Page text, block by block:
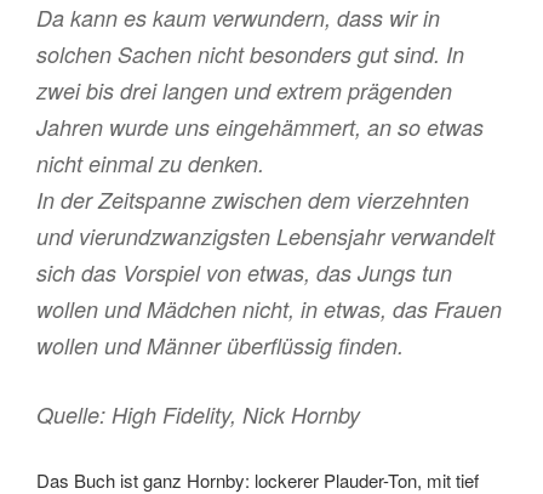
Da kann es kaum verwundern, dass wir in
solchen Sachen nicht besonders gut sind. In
zwei bis drei langen und extrem prägenden
Jahren wurde uns eingehämmert, an so etwas
nicht einmal zu denken.
In der Zeitspanne zwischen dem vierzehnten
und vierundzwanzigsten Lebensjahr verwandelt
sich das Vorspiel von etwas, das Jungs tun
wollen und Mädchen nicht, in etwas, das Frauen
wollen und Männer überflüssig finden.
Quelle: High Fidelity, Nick Hornby
Das Buch ist ganz Hornby: lockerer Plauder-Ton, mit tief